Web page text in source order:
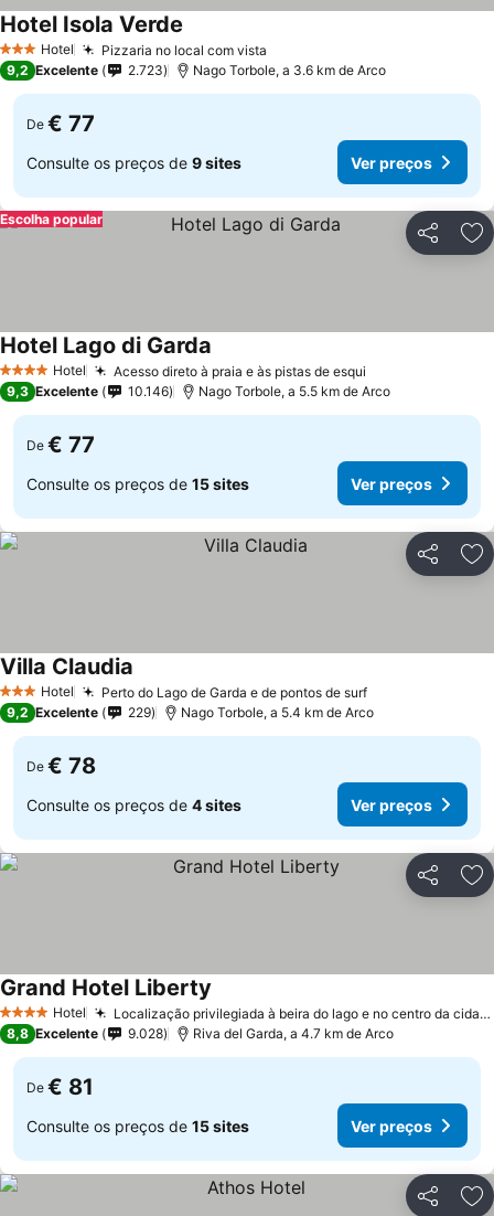
3 EstrelasHotel Pizzaria no local com vista
Hotel Isola Verde
9,2 Excelente 2.723 Nago Torbole, a 3.6 km de Arco
De € 77
Consulte os preços de 9 sites Ver preços
Partilhar
Escolha popular
4 EstrelasHotel Acesso direto à praia e às pistas de esqui
Hotel Lago di Garda
9,3 Excelente 10.146 Nago Torbole, a 5.5 km de Arco
De € 77
Consulte os preços de 15 sites Ver preços
Partilhar
3 EstrelasHotel Perto do Lago de Garda e de pontos de surf
Villa Claudia
9,2 Excelente 229 Nago Torbole, a 5.4 km de Arco
De € 78
Consulte os preços de 4 sites Ver preços
Partilhar
4 EstrelasHotel Localização privilegiada à beira do lago e no centro da cidade
Grand Hotel Liberty
8,8 Excelente 9.028 Riva del Garda, a 4.7 km de Arco
De € 81
Consulte os preços de 15 sites Ver preços
Partilhar